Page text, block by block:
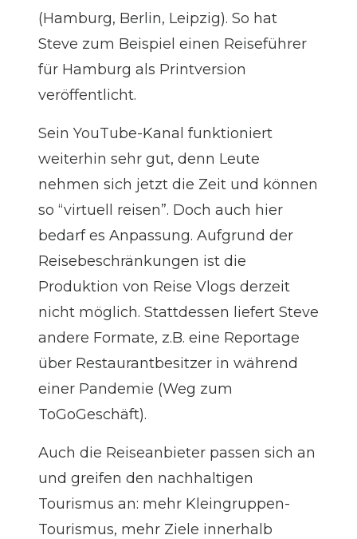
(Hamburg, Berlin, Leipzig). So hat
Steve zum Beispiel einen Reiseführer
für Hamburg als Printversion
veröffentlicht.
Sein YouTube-Kanal funktioniert
weiterhin sehr gut, denn Leute
nehmen sich jetzt die Zeit und können
so “virtuell reisen”. Doch auch hier
bedarf es Anpassung. Aufgrund der
Reisebeschränkungen ist die
Produktion von Reise Vlogs derzeit
nicht möglich. Stattdessen liefert Steve
andere Formate, z.B. eine Reportage
über Restaurantbesitzer in während
einer Pandemie (Weg zum
ToGoGeschäft).
Auch die Reiseanbieter passen sich an
und greifen den nachhaltigen
Tourismus an: mehr Kleingruppen-
Tourismus, mehr Ziele innerhalb